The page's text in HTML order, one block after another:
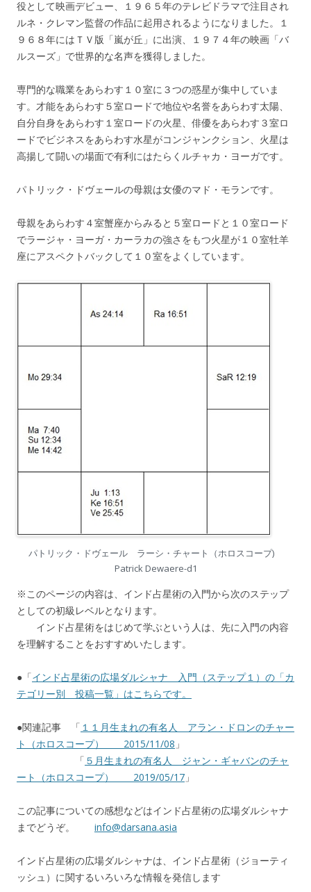
役として映画デビュー、１９６５年のテレビドラマで注目され
ルネ・クレマン監督の作品に起用されるようになりました。１
９６８年にはＴＶ版「嵐が丘」に出演、１９７４年の映画「バ
ルスーズ」で世界的な名声を獲得しました。
専門的な職業をあらわす１０室に３つの惑星が集中していま
す。才能をあらわす５室ロードで地位や名誉をあらわす太陽、
自分自身をあらわす１室ロードの火星、俳優をあらわす３室ロ
ードでビジネスをあらわす水星がコンジャンクション、火星は
高揚して闘いの場面で有利にはたらくルチャカ・ヨーガです。
パトリック・ドヴェールの母親は女優のマド・モランです。
母親をあらわす４室蟹座からみると５室ロードと１０室ロード
でラージャ・ヨーガ・カーラカの強さをもつ火星が１０室牡羊
座にアスペクトバックして１０室をよくしています。
パトリック・ドヴェール ラーシ・チャート（ホロスコープ)
Patrick Dewaere-d1
※このページの内容は、インド占星術の入門から次のステップ
としての初級レベルとなります。
インド占星術をはじめて学ぶという人は、先に入門の内容
を理解することをおすすめいたします。
●「インド占星術の広場ダルシャナ 入門（ステップ１）の「カ
テゴリー別 投稿一覧」はこちらです。
●関連記事 「 １１月生まれの有名人 アラン・ドロンのチャー
ト（ホロスコープ） 2015/11/08 」
「 ５月生まれの有名人 ジャン・ギャバンのチャ
ート（ホロスコープ） 2019/05/17 」
この記事についての感想などはインド占星術の広場ダルシャナ
までどうぞ。 info@darsana.asia
インド占星術の広場ダルシャナは、インド占星術（ジョーティ
ッシュ）に関するいろいろな情報を発信します